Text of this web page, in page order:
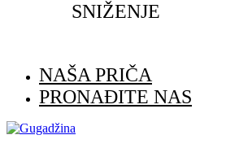
SNIŽENJE
NAŠA PRIČA
PRONAĐITE NAS